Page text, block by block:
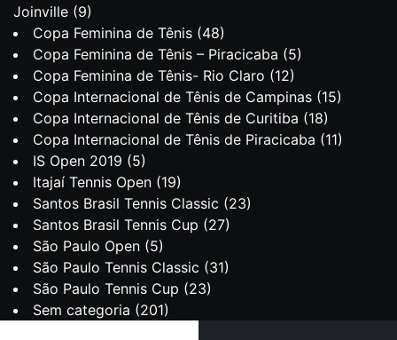
Joinville (9)
Copa Feminina de Tênis (48)
Copa Feminina de Tênis – Piracicaba (5)
Copa Feminina de Tênis- Rio Claro (12)
Copa Internacional de Tênis de Campinas (15)
Copa Internacional de Tênis de Curitiba (18)
Copa Internacional de Tênis de Piracicaba (11)
IS Open 2019 (5)
Itajaí Tennis Open (19)
Santos Brasil Tennis Classic (23)
Santos Brasil Tennis Cup (27)
São Paulo Open (5)
São Paulo Tennis Classic (31)
São Paulo Tennis Cup (23)
Sem categoria (201)